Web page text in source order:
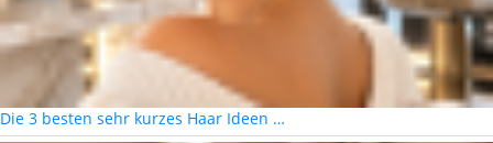
Die 3 besten sehr kurzes Haar Ideen …